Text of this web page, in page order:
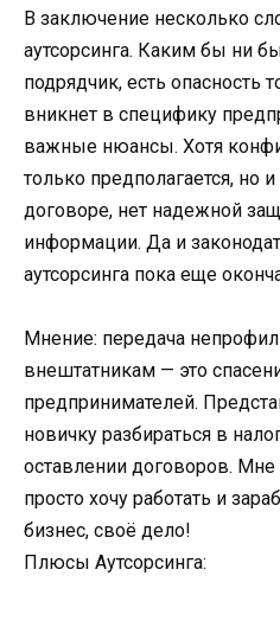
В заключение несколько
аутсорсинга. Каким бы ни
подрядчик, есть опасность
вникнет в специфику
важные нюансы. Хотя
только предполагается, но
договоре, нет надежной
информации. Да и
аутсорсинга пока еще
Мнение: передача
внештатникам — это
предпринимателей.
новичку разбираться в
оставлении договоров.
просто хочу работать и
бизнес, своё дело!
Плюсы Аутсорсинга: